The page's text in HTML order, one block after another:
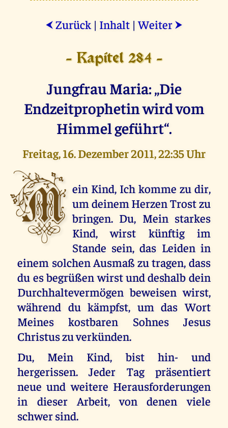
⮜ Zurück | Inhalt |Weiter ⮞
- Kapitel 284 -
Jungfrau Maria: „Die
Endzeitprophetin wird vom
Himmel geführt“.
Freitag, 16. Dezember 2011, 22:35 Uhr
M ein Kind, Ich komme zu dir,
um deinem Herzen Trost zu
bringen. Du, Mein starkes
Kind, wirst künftig im
Stande sein, das Leiden in
einem solchen Ausmaß zu tragen, dass
du es begrüßen wirst und deshalb dein
Durchhaltevermögen beweisen wirst,
während du kämpfst, um das Wort
Meines kostbaren Sohnes Jesus
Christus zu verkünden.
Du, Mein Kind, bist hin- und
hergerissen. Jeder Tag präsentiert
neue und weitere Herausforderungen
in dieser Arbeit, von denen viele
schwer sind.